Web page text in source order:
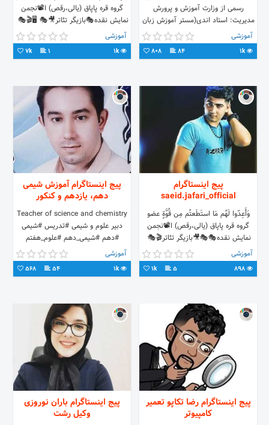
رسمی از وزارت آموزش و پرورش
مدیریت: استاد اندی(مستر آموزش زبان
انگلیسی) ساری کوی سنگ کوچه
میرجانی_ 📱09111566451
آموزشی
1k
84
808
گروه قره پاپاق (یالی،رقص) ا⁦📽️⁩نجمن
نمایش نقده🎭⁦ 🎭🎬بازیگر تئاتر🎥🎭 🖥️
آموزشی
1k
1
7k
پیج اینستاگرام
saeid.jafari_official
وَأَعِدّوا لَهُم مَا استَطَعتُم مِن قُوَّةٍ عضو
گروه قره پاپاق (یالی،رقص) ا⁦📽️⁩نجمن
نمایش نقده🎭⁦ 🎭🎬بازیگر تئاتر🎥🎭
آموزشی
5
1k
پیج اینستاگرام آموزش شیمی
دهم، یازدهم و کنکور
Teacher of science and chemistry
دبیر علوم و شیمی #تدریس #شیمی
#دهم #شیمی_دهم #علوم_هفتم
#علوم_هشتم #علوم_نهم #دهمی
#هفتمی #هشتمی #آموزشی
آموزشی
1k
54
568
پیج اینستاگرام رضا تکاپو تعمیر
کامپیوتر
پیج اینستاگرام باران نوروزی
وکیل رشت